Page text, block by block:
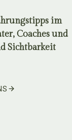
im
Coaches und
Sichtbarkeit